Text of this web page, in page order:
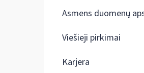
Asmens duomenų
Viešieji pirkimai
Karjera